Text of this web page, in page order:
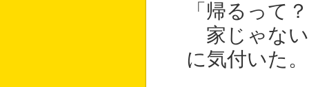
「帰るっ
家じゃない
に気付いた。